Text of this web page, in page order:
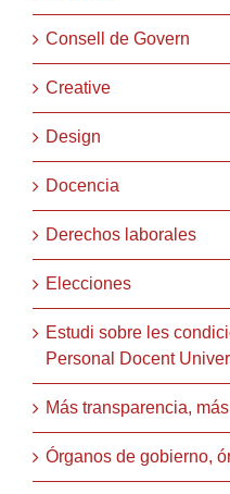
Consell de Govern
Creative
Design
Docencia
Derechos laborales
Elecciones
Estudi sobre les
Personal Docent
Más transparencia,
Órganos de gobierno,